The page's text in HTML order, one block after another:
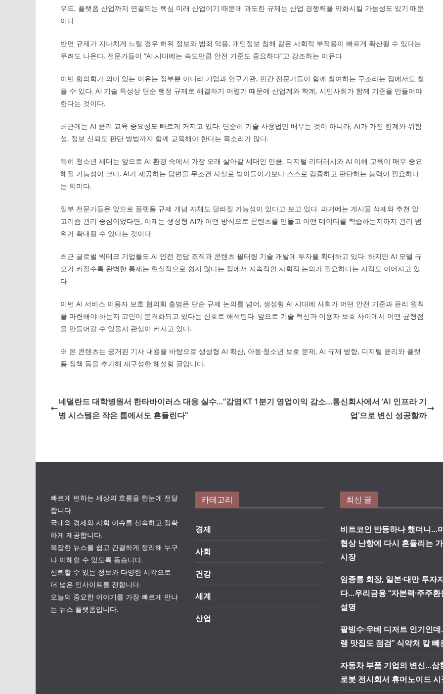
우드, 플랫폼 산업까지 연결되는 핵심 미래 산업이기 때문에 과도한 규제는 산업 경쟁력을 약화시킬 가능성도 있기 때문
이다.
반면 규제가 지나치게 느릴 경우 허위 정보와 범죄 악용, 개인정보 침해 같은 사회적 부작용이 빠르게 확산될 수 있다는
우려도 나온다. 전문가들이 “AI 시대에는 속도만큼 안전 기준도 중요하다”고 강조하는 이유다.
이번 협의회가 의미 있는 이유는 정부뿐 아니라 기업과 연구기관, 민간 전문가들이 함께 참여하는 구조라는 점에서도 찾
을 수 있다. AI 기술 특성상 단순 행정 규제로 해결하기 어렵기 때문에 산업계와 학계, 시민사회가 함께 기준을 만들어야
한다는 것이다.
최근에는 AI 윤리 교육 중요성도 빠르게 커지고 있다. 단순히 기술 사용법만 배우는 것이 아니라, AI가 가진 한계와 위험
성, 정보 신뢰도 판단 방법까지 함께 교육해야 한다는 목소리가 많다.
특히 청소년 세대는 앞으로 AI 환경 속에서 가장 오래 살아갈 세대인 만큼, 디지털 리터러시와 AI 이해 교육이 매우 중요
해질 가능성이 크다. AI가 제공하는 답변을 무조건 사실로 받아들이기보다 스스로 검증하고 판단하는 능력이 필요하다
는 의미다.
일부 전문가들은 앞으로 플랫폼 규제 개념 자체도 달라질 가능성이 있다고 보고 있다. 과거에는 게시물 삭제와 추천 알
고리즘 관리 중심이었다면, 이제는 생성형 AI가 어떤 방식으로 콘텐츠를 만들고 어떤 데이터를 학습하는지까지 관리 범
위가 확대될 수 있다는 것이다.
최근 글로벌 빅테크 기업들도 AI 안전 전담 조직과 콘텐츠 필터링 기술 개발에 투자를 확대하고 있다. 하지만 AI 모델 규
모가 커질수록 완벽한 통제는 현실적으로 쉽지 않다는 점에서 지속적인 사회적 논의가 필요하다는 지적도 이어지고 있
다.
이번 AI 서비스 이용자 보호 협의회 출범은 단순 규제 논의를 넘어, 생성형 AI 시대에 사회가 어떤 안전 기준과 윤리 원칙
을 마련해야 하는지 고민이 본격화되고 있다는 신호로 해석된다. 앞으로 기술 혁신과 이용자 보호 사이에서 어떤 균형점
을 만들어갈 수 있을지 관심이 커지고 있다.
※ 본 콘텐츠는 공개된 기사 내용을 바탕으로 생성형 AI 확산, 아동·청소년 보호 문제, AI 규제 방향, 디지털 윤리와 플랫
폼 정책 등을 추가해 재구성한 해설형 글입니다.
네덜란드 대학병원서 한타바이러스 대응 실수…“감염
병 시스템은 작은 틈에서도 흔들린다”
KT 1분기 영업이익 감소…통신회사에서 ‘AI 인프라 기
업’으로 변신 성공할까
빠르게 변하는 세상의 흐름을 한눈에 전달
합니다.
국내외 경제와 사회 이슈를 신속하고 정확
하게 제공합니다.
복잡한 뉴스를 쉽고 간결하게 정리해 누구
나 이해할 수 있도록 돕습니다.
신뢰할 수 있는 정보와 다양한 시각으로
더 넓은 인사이트를 전합니다.
오늘의 중요한 이야기를 가장 빠르게 만나
는 뉴스 플랫폼입니다.
카테고리
경제
사회
건강
세계
산업
최신 글
비트코인 반등하나 했더니…
협상 난항에 다시 흔들리는
시장
임종룡 회장, 일본·대만 투자
다…우리금융 “자본력·주주환
설명
팥빙수·우베 디저트 인기인
랭 맛집도 점검” 식약처 칼 빼
자동차 부품 기업의 변신…삼
로봇 전시회서 휴머노이드